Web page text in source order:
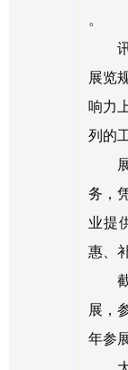
。
展览
响力
列的
务，
业提
惠、
展，
年参